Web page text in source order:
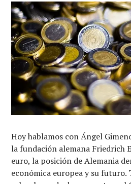
Hoy hablamos con Ángel
la fundación alemana Friedrich
euro, la posición de Alemania
económica europea y su futuro.